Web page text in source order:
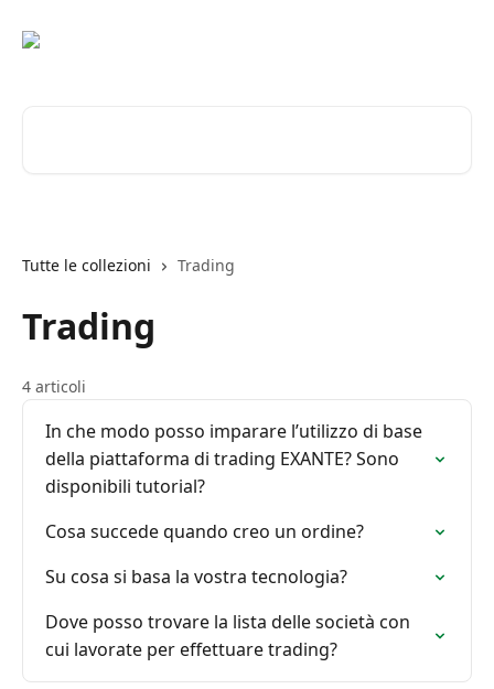
Tutte le collezioni Trading
Trading
4 articoli
In che modo posso imparare l’utilizzo di base
della piattaforma di trading EXANTE? Sono
disponibili tutorial?
Cosa succede quando creo un ordine?
Su cosa si basa la vostra tecnologia?
Dove posso trovare la lista delle società con
cui lavorate per effettuare trading?